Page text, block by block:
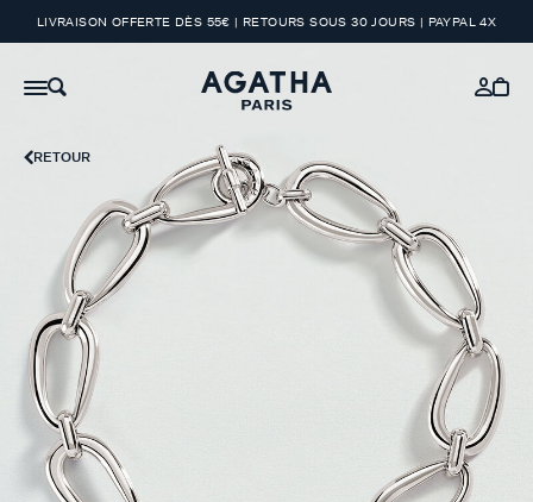
LIVRAISON OFFERTE DÈS 55€ | RETOURS SOUS 30 JOURS | PAYPAL 4X
RETOUR